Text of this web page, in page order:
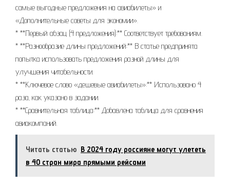
самые выгодные предложения на авиабилеты» и
«Дополнительные советы для экономии».
* **Первый абзац (4 предложения):** Соответствует требованиям.
* **Разнообразие длины предложений:** В статье предпринята
попытка использовать предложения разной длины для
улучшения читабельности.
* **Ключевое слово «дешевые авиабилеты»:** Использовано 4
раза‚ как указано в задании.
* **Сравнительная таблица:** Добавлена таблица для сравнения
авиакомпаний.
Читать статью В 2024 году россияне могут улететь
в 40 стран мира прямыми рейсами